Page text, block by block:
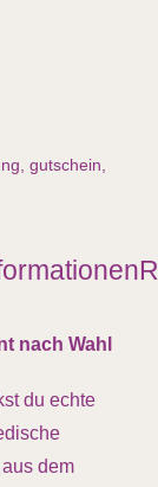
gutschein
nach Wahl
du echte
dem